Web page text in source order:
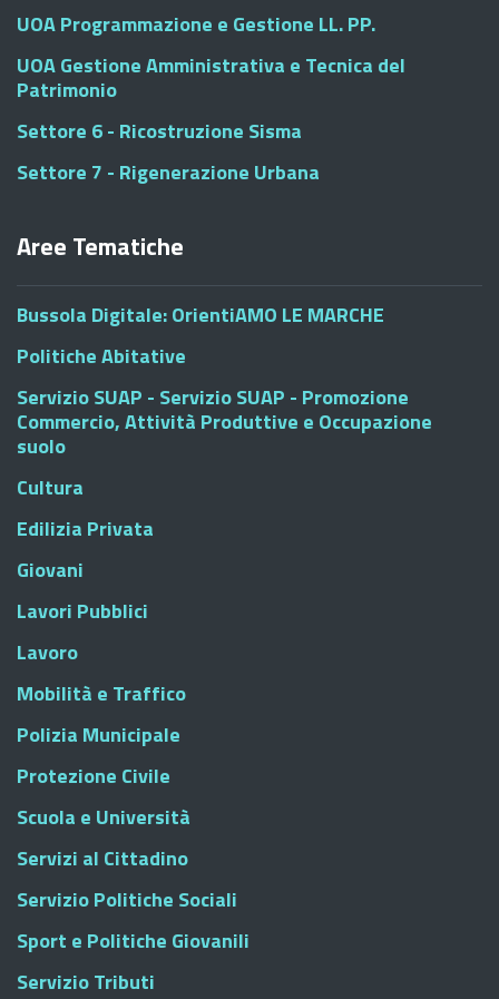
UOA Programmazione e Gestione LL. PP.
UOA Gestione Amministrativa e Tecnica del
Patrimonio
Settore 6 - Ricostruzione Sisma
Settore 7 - Rigenerazione Urbana
Aree Tematiche
Bussola Digitale: OrientiAMO LE MARCHE
Politiche Abitative
Servizio SUAP - Servizio SUAP - Promozione
Commercio, Attività Produttive e Occupazione
suolo
Cultura
Edilizia Privata
Giovani
Lavori Pubblici
Lavoro
Mobilità e Traffico
Polizia Municipale
Protezione Civile
Scuola e Università
Servizi al Cittadino
Servizio Politiche Sociali
Sport e Politiche Giovanili
Servizio Tributi